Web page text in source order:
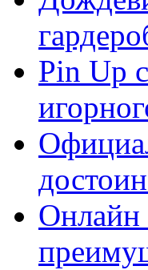
Pin Up
Онлайн